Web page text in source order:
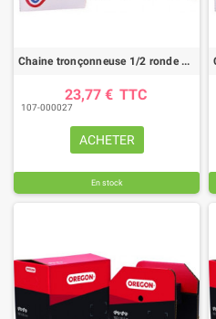
Chaine tronçonneuse 1/2 ronde CARLTON / pas .325"/ jauge .063"/ 68 maillons
23,77 € TTC
107-000027
ACHETER
En stock